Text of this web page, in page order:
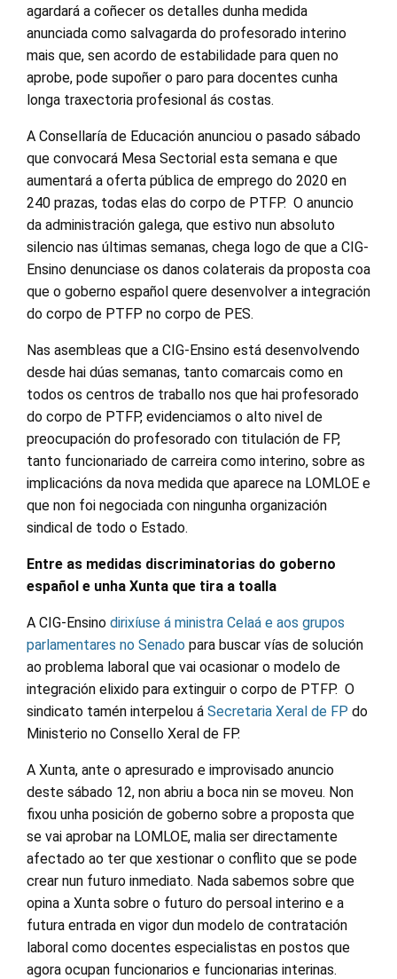
agardará a coñecer os detalles dunha medida
anunciada como salvagarda do profesorado interino
mais que, sen acordo de estabilidade para quen no
aprobe, pode supoñer o paro para docentes cunha
longa traxectoria profesional ás costas.
A Consellaría de Educación anunciou o pasado sábado
que convocará Mesa Sectorial esta semana e que
aumentará a oferta pública de emprego do 2020 en
240 prazas, todas elas do corpo de PTFP. O anuncio
da administración galega, que estivo nun absoluto
silencio nas últimas semanas, chega logo de que a CIG-
Ensino denunciase os danos colaterais da proposta coa
que o goberno español quere desenvolver a integración
do corpo de PTFP no corpo de PES.
Nas asembleas que a CIG-Ensino está desenvolvendo
desde hai dúas semanas, tanto comarcais como en
todos os centros de traballo nos que hai profesorado
do corpo de PTFP, evidenciamos o alto nivel de
preocupación do profesorado con titulación de FP,
tanto funcionariado de carreira como interino, sobre as
implicacións da nova medida que aparece na LOMLOE e
que non foi negociada con ningunha organización
sindical de todo o Estado.
Entre as medidas discriminatorias do goberno
español e unha Xunta que tira a toalla
A CIG-Ensino dirixíuse á ministra Celaá e aos grupos
parlamentares no Senado para buscar vías de solución
ao problema laboral que vai ocasionar o modelo de
integración elixido para extinguir o corpo de PTFP. O
sindicato tamén interpelou á Secretaria Xeral de FP do
Ministerio no Consello Xeral de FP.
A Xunta, ante o apresurado e improvisado anuncio
deste sábado 12, non abriu a boca nin se moveu. Non
fixou unha posición de goberno sobre a proposta que
se vai aprobar na LOMLOE, malia ser directamente
afectado ao ter que xestionar o conflito que se pode
crear nun futuro inmediato. Nada sabemos sobre que
opina a Xunta sobre o futuro do persoal interino e a
futura entrada en vigor dun modelo de contratación
laboral como docentes especialistas en postos que
agora ocupan funcionarios e funcionarias interinas.